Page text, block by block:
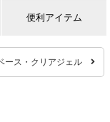
便利アイテム
ース・クリアジェル